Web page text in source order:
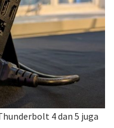
4 dan 5 juga